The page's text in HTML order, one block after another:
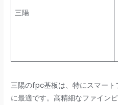
三陽
三陽のfpc基板は、特にスマート
に最適です。高精細なファイン